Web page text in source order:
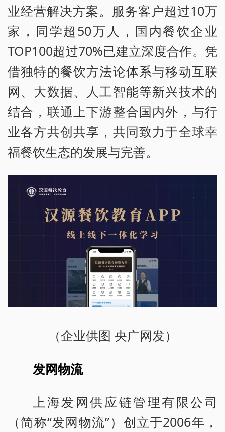
业经营解决方案。服务客户超过10万
家，同学超50万人，国内餐饮企业
TOP100超过70%已建立深度合作。凭
借独特的餐饮方法论体系与移动互联
网、大数据、人工智能等新兴技术的
结合，联通上下游整合国内外，与行
业各方共创共享，共同致力于全球幸
福餐饮生态的发展与完善。
（企业供图 央广网发）
发网物流
上海发网供应链管理有限公司
（简称“发网物流”）创立于2006年，